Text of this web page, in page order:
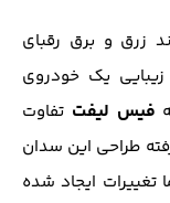
زرق و برق رقبای
زیبایی یک خودروی
فیس لیفت تفاوت
طراحی این سدان
ایجاد شده